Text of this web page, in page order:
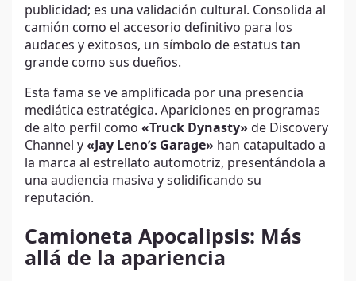
publicidad; es una validación cultural. Consolida al
camión como el accesorio definitivo para los
audaces y exitosos, un símbolo de estatus tan
grande como sus dueños.
Esta fama se ve amplificada por una presencia
mediática estratégica. Apariciones en programas
de alto perfil como «Truck Dynasty» de Discovery
Channel y «Jay Leno’s Garage» han catapultado a
la marca al estrellato automotriz, presentándola a
una audiencia masiva y solidificando su
reputación.
Camioneta Apocalipsis: Más
allá de la apariencia